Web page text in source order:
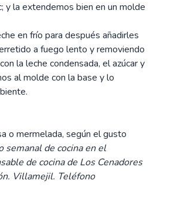
y la extendemos bien en un molde
en frío para después añadirles
a fuego lento y removiendo
la leche condensada, el azúcar y
al molde con la base y lo
o mermelada, según el gusto
semanal de cocina en el
de cocina de Los Cenadores
Villamejil. Teléfono